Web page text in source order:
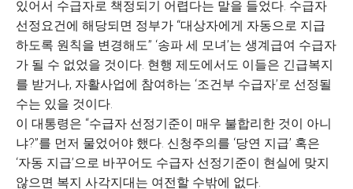
있어서 수급자로 책정되기 어렵다는 말을 들었다. 수급자
선정요건에 해당되면 정부가 “대상자에게 자동으로 지급
하도록 원칙을 변경해도” ‘송파 세 모녀’는 생계급여 수급자
가 될 수 없었을 것이다. 현행 제도에서도 이들은 긴급복지
를 받거나, 자활사업에 참여하는 ‘조건부 수급자’로 선정될
수는 있을 것이다.
이 대통령은 “수급자 선정기준이 매우 불합리한 것이 아니
냐?”를 먼저 물었어야 했다. 신청주의를 ‘당연 지급’ 혹은
‘자동 지급’으로 바꾸어도 수급자 선정기준이 현실에 맞지
않으면 복지 사각지대는 여전할 수밖에 없다.